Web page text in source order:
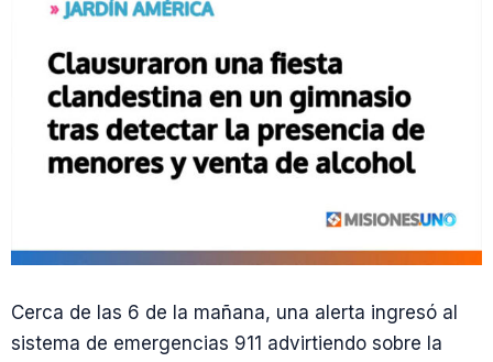
Cerca de las 6 de la mañana, una alerta ingresó al
sistema de emergencias 911 advirtiendo sobre la